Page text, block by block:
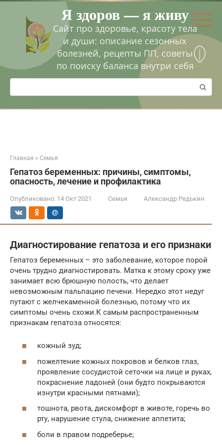
Перейти
контенту
Я здоров — я живу
Сайт про здоровье, красоту тела
и души: описание сезонных
болезней, рецепты ПП, советы
по поиску баланса внутри себя
Поиск:
Главная » Семья
Гепатоз беременных: причины, симптомы,
опасность, лечение и профилактика
Опубликовано: 14 Окт 2021 Семья Александр Редькин
Диагностирование гепатоза и его признаки
Гепатоз беременных – это заболевание, которое порой
очень трудно диагностировать. Матка к этому сроку уже
занимает всю брюшную полость, что делает
невозможным пальпацию печени. Нередко этот недуг
путают с желчекаменной болезнью, потому что их
симптомы очень схожи.К самым распространенным
признакам гепатоза относятся:
кожный зуд;
пожелтение кожных покровов и белков глаз,
проявление сосудистой сеточки на лице и руках,
покраснение ладоней (они будто покрываются
изнутри красными пятнами);
тошнота, рвота, дискомфорт в животе, горечь во
рту, нарушение стула, снижение аппетита;
боли в правом подреберье;